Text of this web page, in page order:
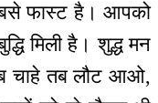
फास्ट है। आपको
मिली है। शुद्ध मन
चाहे तब लौट आओ,